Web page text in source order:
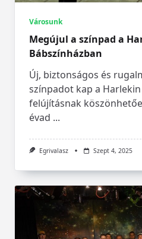
Városunk
Megújul a színpad a
Bábszínházban
Új, biztonságos és
színpadot kap a
felújításnak
évad ...
Egrivalasz Szept 4, 2025